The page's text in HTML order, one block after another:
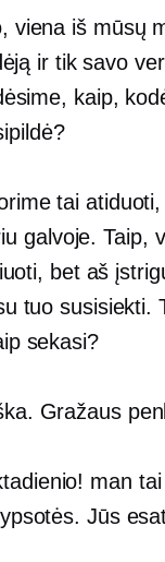
viena iš mūsų
ir tik savo
kaip,
tai
galvoje. Taip,
bet aš
tuo susisiekti.
sekasi?
Gražaus
man
Jūs